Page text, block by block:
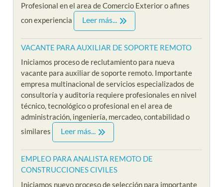
Profesional en el area de Comercio Exterior o afines
con experiencia
Leer más...
VACANTE PARA AUXILIAR DE SOPORTE REMOTO
Iniciamos proceso de reclutamiento para nueva
vacante para auxiliar de soporte remoto. Importante
empresa multinacional de servicios especializados de
consultoría y auditoria requiere profesionales en nivel
técnico, tecnológico o profesional en el area de
administración, ingeniería, mercadeo, contabilidad o
similares
Leer más...
EMPLEO PARA ANALISTA REMOTO DE
CONSTRUCCIONES CIVILES
Iniciamos nuevo proceso de selección para importante